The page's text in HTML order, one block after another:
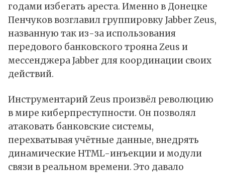
годами избегать ареста. Именно в Донецке
Пенчуков возглавил группировку Jabber Zeus,
названную так из-за использования
передового банковского трояна Zeus и
мессенджера Jabber для координации своих
действий.
Инструментарий Zeus произвёл революцию
в мире киберпреступности. Он позволял
атаковать банковские системы,
перехватывая учётные данные, внедрять
динамические HTML-инъекции и модули
связи в реальном времени. Это давало